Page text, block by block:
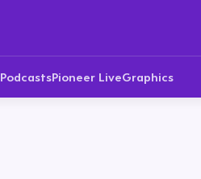
PodcastsPioneer LiveGraphics